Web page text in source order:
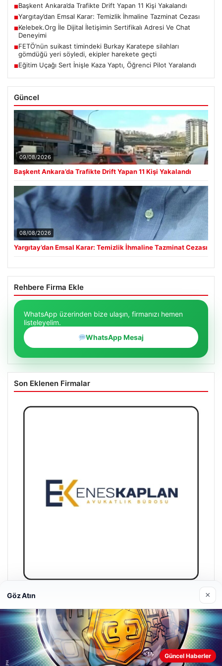
■Başkent Ankara’da Trafikte Drift Yapan 11 Kişi Yakalandı
■Yargıtay’dan Emsal Karar: Temizlik İhmaline Tazminat Cezası
■Kelebek.Org İle Dijital İletişimin Sertifikalı Adresi Ve Chat
Deneyimi
■FETÖ’nün suikast timindeki Burkay Karatepe silahları
gömdüğü yeri söyledi, ekipler harekete geçti
■Eğitim Uçağı Sert İnişle Kaza Yaptı, Öğrenci Pilot Yaralandı
Güncel
09/08/2026
Başkent Ankara’da Trafikte Drift Yapan 11 Kişi Yakalandı
08/08/2026
Yargıtay’dan Emsal Karar: Temizlik İhmaline Tazminat Cezası
Rehbere Firma Ekle
WhatsApp üzerinden bize ulaşın, firmanızı hemen
listeleyelim.
WhatsApp Mesaj
Son Eklenen Firmalar
Enes Kaplan Avukatlık Bürosu
28/04/2026
Web sitemizi nasıl kullandığınızı daha iyi anlayabilmek,
Göz Atın ×
Güncel Haberler